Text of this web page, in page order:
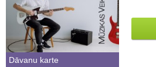
Dāvanu karte